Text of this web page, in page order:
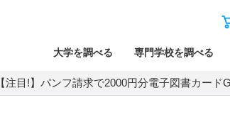
大学を調べる 専門学校を調べる
【注目!】パンフ請求で2000円分電子図書カード